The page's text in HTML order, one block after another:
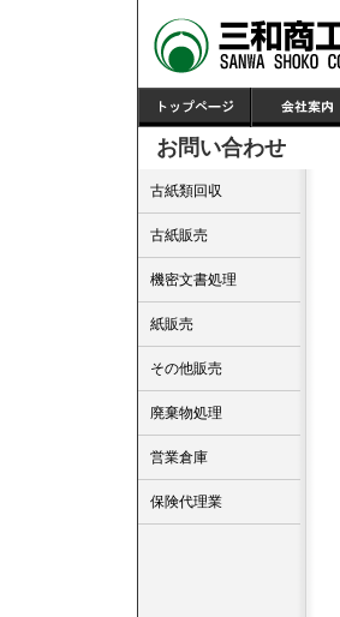
HOME 会社案内
お問い合わせ
古紙類回収
古紙販売
機密文書処理
紙販売
その他販売
廃棄物処理
営業倉庫
保険代理業